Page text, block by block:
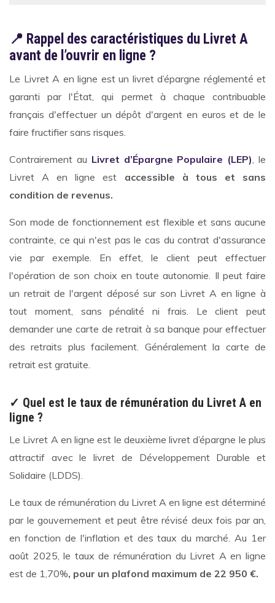
📍 Rappel des caractéristiques du Livret A
avant de l’ouvrir en ligne ?
Le Livret A en ligne est un livret d’épargne réglementé et
garanti par l'État, qui permet à chaque contribuable
français d'effectuer un dépôt d'argent en euros et de le
faire fructifier sans risques.
Contrairement au Livret d’Épargne Populaire (LEP) , le
Livret A en ligne est accessible à tous et sans
condition de revenus.
Son mode de fonctionnement est flexible et sans aucune
contrainte, ce qui n'est pas le cas du contrat d'assurance
vie par exemple. En effet, le client peut effectuer
l'opération de son choix en toute autonomie. Il peut faire
un retrait de l'argent déposé sur son Livret A en ligne à
tout moment, sans pénalité ni frais. Le client peut
demander une carte de retrait à sa banque pour effectuer
des retraits plus facilement. Généralement la carte de
retrait est gratuite.
✓ Quel est le taux de rémunération du Livret A en
ligne ?
Le Livret A en ligne est le deuxième livret d’épargne le plus
attractif avec le livret de Développement Durable et
Solidaire (LDDS).
Le taux de rémunération du Livret A en ligne est déterminé
par le gouvernement et peut être révisé deux fois par an,
en fonction de l'inflation et des taux du marché. Au 1er
août 2025, le taux de rémunération du Livret A en ligne
est de 1,70%, pour un plafond maximum de 22 950 €.